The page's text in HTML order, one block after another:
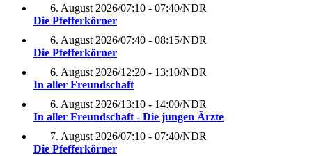
6. August 2026/07:10 - 07:40/NDR
Die Pfefferkörner
6. August 2026/07:40 - 08:15/NDR
Die Pfefferkörner
6. August 2026/12:20 - 13:10/NDR
In aller Freundschaft
6. August 2026/13:10 - 14:00/NDR
In aller Freundschaft - Die jungen Ärzte
7. August 2026/07:10 - 07:40/NDR
Die Pfefferkörner